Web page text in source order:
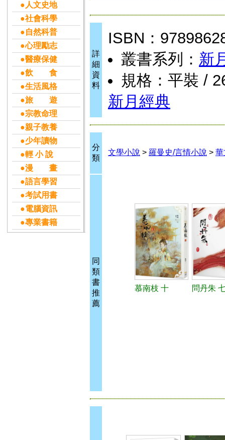
●人文史地
●社會科學
●自然科普
●心理勵志
●醫療保健
●飲 食
●生活風格
●旅 遊
●宗教命理
●親子教養
●少年讀物
●輕 小 說
●漫 畫
●語言學習
●考試用書
●電腦資訊
●專業書籍
詳
細
資
料
ISBN：
叢書系列： 新
規格：平裝 /
新月經典
分
類
文學小說 > 羅曼史/言情小說 > 華
同
類
書
推
薦
慕南枝 十 問丹朱